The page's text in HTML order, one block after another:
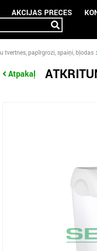
AKCIJAS PRECES
tvertnes, papīrgrozi, spaiņi, bļodas
Atpakaļ